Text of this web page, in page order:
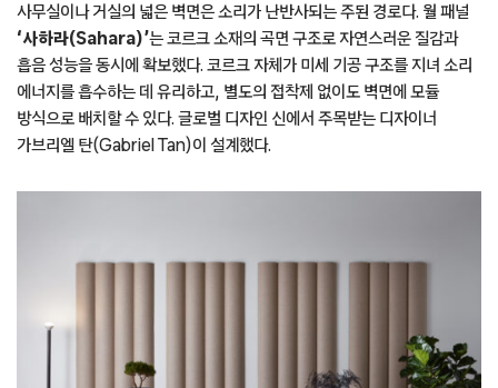
사무실이나 거실의 넓은 벽면은 소리가 난반사되는 주된 경로다. 월 패널
‘사하라(Sahara)’는 코르크 소재의 곡면 구조로 자연스러운 질감과
흡음 성능을 동시에 확보했다. 코르크 자체가 미세 기공 구조를 지녀 소리
에너지를 흡수하는 데 유리하고, 별도의 접착제 없이도 벽면에 모듈
방식으로 배치할 수 있다. 글로벌 디자인 신에서 주목받는 디자이너
가브리엘 탄(Gabriel Tan)이 설계했다.